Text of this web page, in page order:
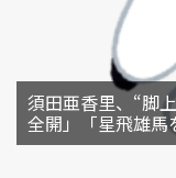
須田亜香里、“脚
全開」「星飛雄馬